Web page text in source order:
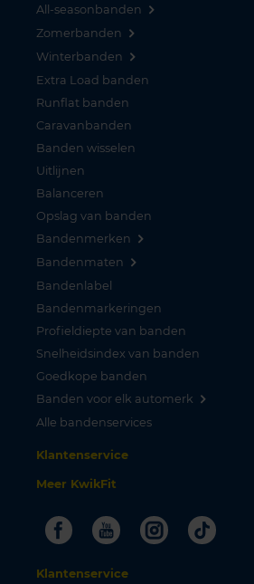
All-seasonbanden
Zomerbanden
Winterbanden
Extra Load banden
Runflat banden
Caravanbanden
Banden wisselen
Uitlijnen
Balanceren
Opslag van banden
Bandenmerken
Bandenmaten
Bandenlabel
Bandenmarkeringen
Profieldiepte van banden
Snelheidsindex van banden
Goedkope banden
Banden voor elk automerk
Alle bandenservices
Klantenservice
Meer KwikFit
FacebookYoutubeInstagram
Tiktok
Klantenservice